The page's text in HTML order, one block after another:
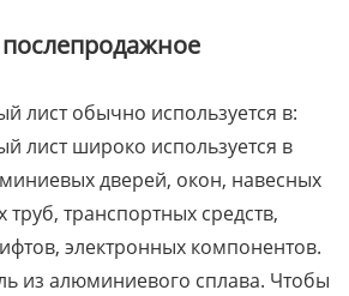
лист обычно используется в:
лист широко используется в
дверей, окон, навесных
труб, транспортных средств,
электронных компонентов.
из алюминиевого сплава. Чтобы